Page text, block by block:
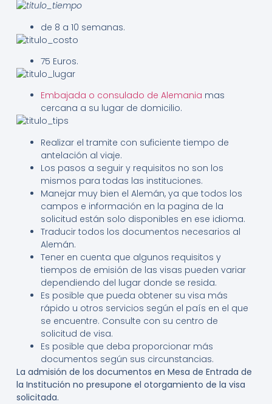
de 8 a 10 semanas.
75 Euros.
Embajada o consulado de Alemania mas
cercana a su lugar de domicilio.
Realizar el tramite con suficiente tiempo de
antelación al viaje.
Los pasos a seguir y requisitos no son los
mismos para todas las instituciones.
Manejar muy bien el Alemán, ya que todos los
campos e información en la pagina de la
solicitud están solo disponibles en ese idioma.
Traducir todos los documentos necesarios al
Alemán.
Tener en cuenta que algunos requisitos y
tiempos de emisión de las visas pueden variar
dependiendo del lugar donde se resida.
Es posible que pueda obtener su visa más
rápido u otros servicios según el país en el que
se encuentre. Consulte con su centro de
solicitud de visa.
Es posible que deba proporcionar más
documentos según sus circunstancias.
La admisión de los documentos en Mesa de Entrada de
la Institución no presupone el otorgamiento de la visa
solicitada.